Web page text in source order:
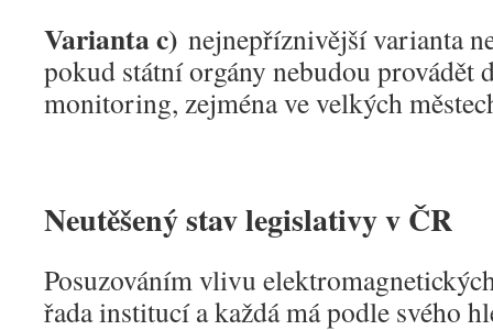
Varianta c) nejnepříznivější varianta
pokud státní orgány nebudou provádět
monitoring, zejména ve velkých
Neutěšený stav legislativy v ČR
Posuzováním vlivu
řada institucí a každá má podle svého